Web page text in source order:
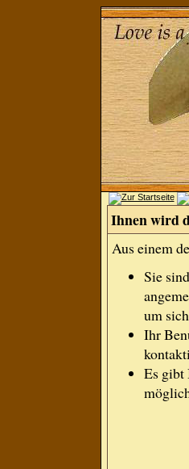
Ihnen wird
Aus einem
Sie
um
Ihr
Es gibt